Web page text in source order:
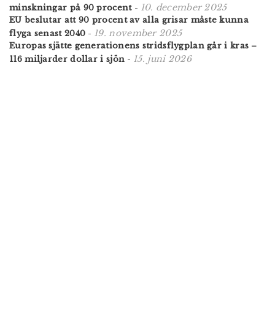
minskningar på 90 procent- 10. december 2025
EU beslutar att 90 procent av alla grisar måste kunna
flyga senast 2040 - 19. november 2025
Europas sjätte generationens stridsflygplan går i kras –
116 miljarder dollar i sjön - 15. juni 2026